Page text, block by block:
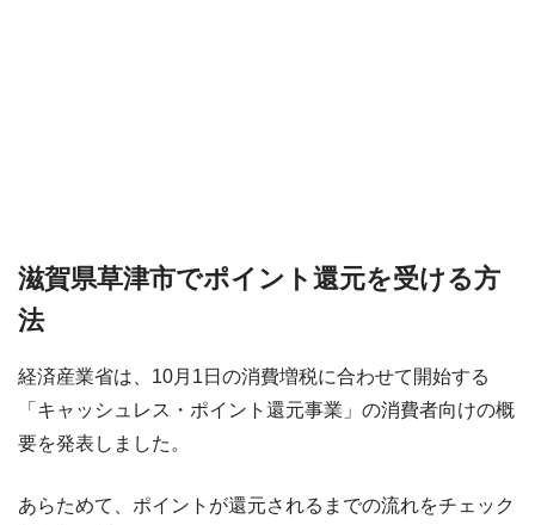
滋賀県草津市でポイント還元を受ける方
法
経済産業省は、10月1日の消費増税に合わせて開始する
「キャッシュレス・ポイント還元事業」の消費者向けの概
要を発表しました。
あらためて、ポイントが還元されるまでの流れをチェック